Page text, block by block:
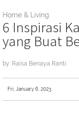
Home & Living
6 Inspirasi
yang Buat
by: Raisa Benaya Ranti
Fri, January 6, 2023